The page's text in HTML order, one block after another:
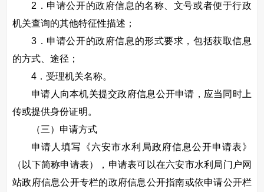
2．申请公开的政府信息的名称、文号或者便于行政
机关查询的其他特征性描述；
3．申请公开的政府信息的形式要求，包括获取信息
的方式、途径；
4．受理机关名称。
申请人向本机关提交政府信息公开申请，应当同时上
传或提供身份证明。
（三）申请方式
申请人填写《六安市水利局政府信息公开申请表》
（以下简称申请表），申请表可以在六安市水利局门户网
站政府信息公开专栏的政府信息公开指南或依申请公开栏